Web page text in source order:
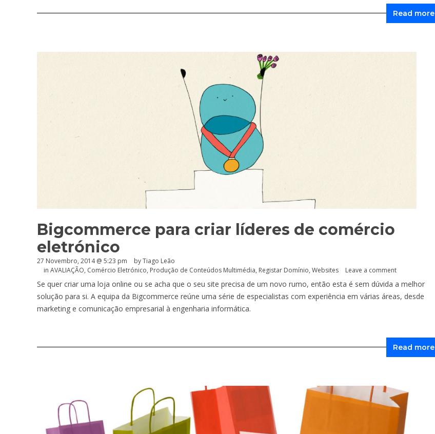
Read more
Bigcommerce para criar líderes de comércio
eletrónico
27 Novembro, 2014 @ 5:23 pm
by Tiago Leão
in AVALIAÇÃO, Comércio Eletrónico, Produção de Conteúdos Multimédia, Registar Domínio, Websites Leave a comment
Se quer criar uma loja online ou se acha que o seu site precisa de um novo rumo, então esta é sem dúvida a melhor
solução para si. A equipa da Bigcommerce reúne uma série de especialistas com experiência em várias áreas, desde
marketing e comunicação empresarial à engenharia informática.
Read more